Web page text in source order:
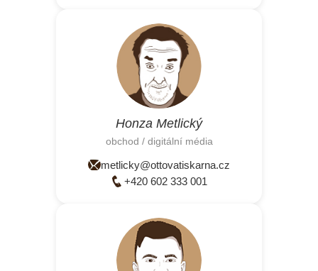
Honza Metlický
obchod / digitální média
metlicky@ottovatiskarna.cz
+420 602 333 001